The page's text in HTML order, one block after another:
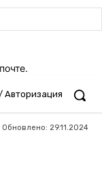
Авторизация
Обновлено: 29.11.2024